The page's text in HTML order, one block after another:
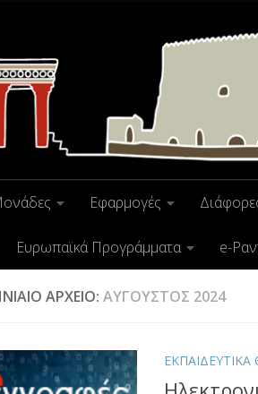
Εφαρμογές
Ευρωπαϊκά Προγράμματα e-
ΑΡΧΕΊΟ: ΑΎΓΟΥΣΤΟΣ 2024